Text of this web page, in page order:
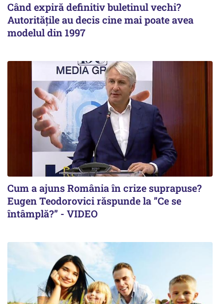
Când expiră definitiv buletinul vechi?
Autoritățile au decis cine mai poate avea
modelul din 1997
Cum a ajuns România în crize suprapuse?
Eugen Teodorovici răspunde la ”Ce se
întâmplă?” - VIDEO